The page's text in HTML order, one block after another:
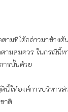
มสมควร ในกรณีนี้ห
ารนั้นด้วย
ห้องค์การบริหารส่
าติ